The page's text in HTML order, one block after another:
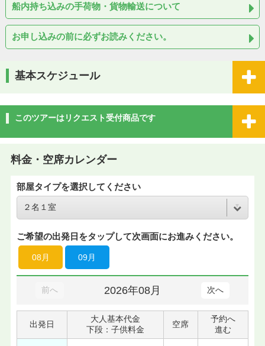
船内持ち込みの手荷物・貨物輸送について
お申し込みの前に必ずお読みください。
基本スケジュール
このツアーはリクエスト受付商品です
料金・空席カレンダー
部屋タイプを選択してください
ご希望の出発日をタップして次画面にお進みください。
08月 09月
前へ 2026年08月 次へ
出発日
大人基本代金
下段：子供料金
空席
予約へ
進む